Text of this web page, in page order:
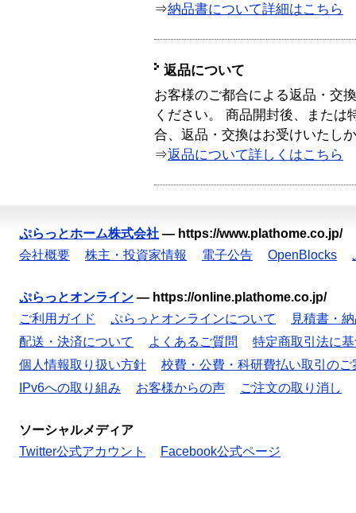
⇒納品書について詳細はこちら
返品について
お客様のご都合による返品・交
ください。 商品開封後、または
合、返品・交換はお受けいたし
⇒返品について詳しくはこちら
ぷらっとホーム株式会社 — https://www.plathome.co.jp/
会社概要
株主・投資家情報 電子公告 OpenBlocks
ぷらっとオンライン — https://online.plathome.co.jp/
ご利用ガイド
ぷらっとオンラインについて
見積書・
配送・決済について
よくあるご質問
特定商取引法に
個人情報取り扱い方針
校費・公費・科研費払い取引のご
IPv6への取り組み
お客様からの声 ご注文の取り消し
ソーシャルメディア
Twitter公式アカウント
Facebook公式ページ